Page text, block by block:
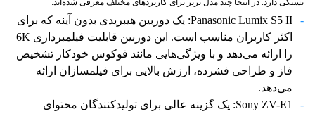
بستگی دارد. در اینجا چند مدل برتر برای کاربردهای مختلف معرفی شده‌اند:
Panasonic Lumix S5 II: یک دوربین هیبریدی بدون آینه که برای
اکثر کاربران مناسب است. این دوربین قابلیت فیلمبرداری 6K
را ارائه می‌دهد و با ویژگی‌هایی مانند فوکوس خودکار تشخیص
فاز و طراحی فشرده، ارزش بالایی برای فیلمسازان ارائه
می‌دهد.
Sony ZV-E1: یک گزینه عالی برای تولیدکنندگان محتوای